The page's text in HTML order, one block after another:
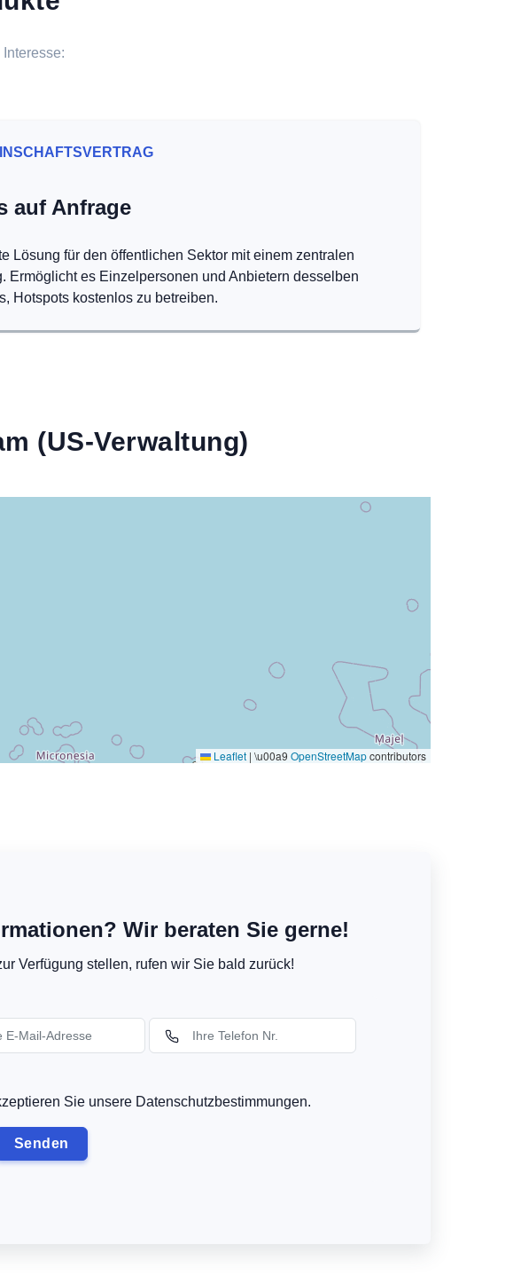
auf Anfrage
Lösung für den öffentlichen Sektor mit einem zentralen
Ermöglicht es Einzelpersonen und Anbietern desselben
Hotspots kostenlos zu betreiben.
(US-Verwaltung)
Leaflet | \u00a9 OpenStreetMapcontributors
Wir beraten Sie gerne!
Verfügung stellen, rufen wir Sie bald zurück!
Sie unsere Datenschutzbestimmungen.